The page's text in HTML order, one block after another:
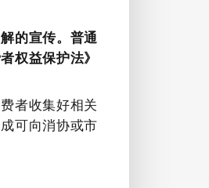
的宣传。普通
权益保护法》
者收集好相关
可向消协或市